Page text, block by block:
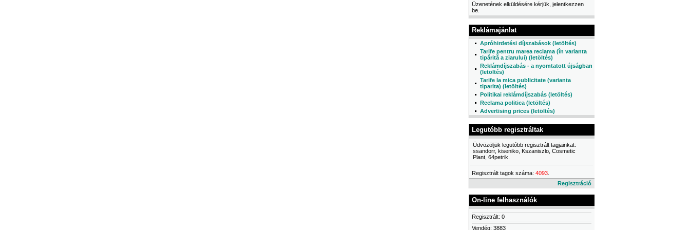
Üzenetének elküldésére kérjük, jelentkezzen
be.
Reklámajánlat
Apróhirdetési díjszabások (letöltés)
Tarife pentru marea reclama (în varianta
tipărită a ziarului) (letöltés)
Reklámdíjszabás - a nyomtatott újságban
(letöltés)
Tarife la mica publicitate (varianta
tiparita) (letöltés)
Politikai reklámdíjszabás (letöltés)
Reclama politica (letöltés)
Advertising prices (letöltés)
Legutóbb regisztráltak
Üdvözöljük legutóbb regisztrált tagjainkat:
ssandorr, kiseniko, Kszaniszlo, Cosmetic
Plant, 64petrik.
Regisztrált tagok száma: 4093
Regisztráció
On-line felhasználók
Regisztrált: 0
Vendég: 3883